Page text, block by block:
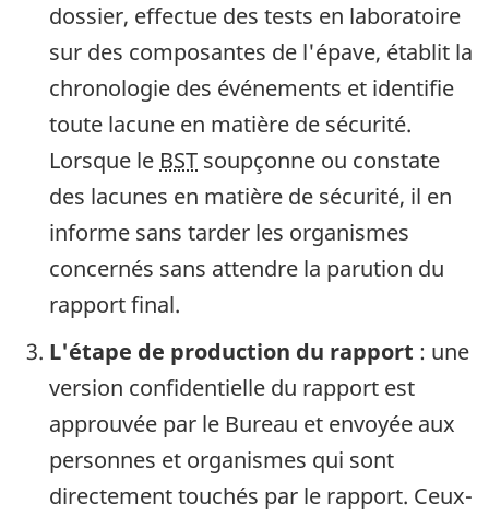
dossier, effectue des tests en laboratoire
sur des composantes de l'épave, établit la
chronologie des événements et identifie
toute lacune en matière de sécurité.
Lorsque le BST soupçonne ou constate
des lacunes en matière de sécurité, il en
informe sans tarder les organismes
concernés sans attendre la parution du
rapport final.
L'étape de production du rapport : une
version confidentielle du rapport est
approuvée par le Bureau et envoyée aux
personnes et organismes qui sont
directement touchés par le rapport. Ceux-